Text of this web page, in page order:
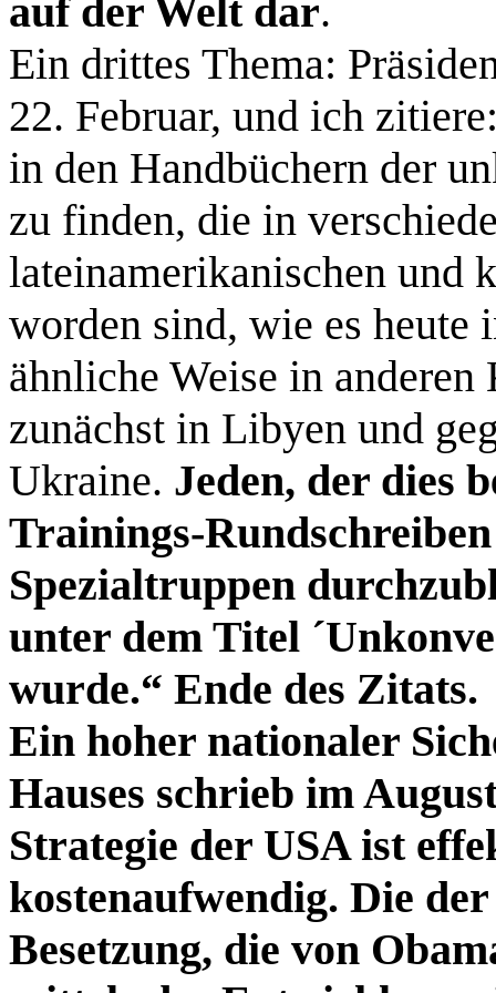
auf der Welt dar.
Ein drittes Thema:
22. Februar, und ich
in den Handbüchern der
zu finden, die in
lateinamerikanischen und
worden sind, wie es heute
ähnliche Weise in
zunächst in Libyen und
Ukraine. Jeden, der dies
Trainings-
Spezialtruppen
unter dem Titel
wurde.“ Ende des Zitats.
Ein hoher nationaler
Hauses schrieb im
Strategie der USA ist
kostenaufwendig. Die
Besetzung, die von